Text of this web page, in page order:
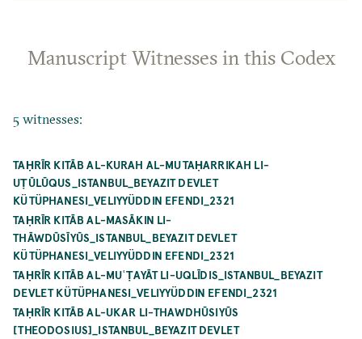
Manuscript Witnesses in this Codex
5 witnesses:
TAḤRĪR KITĀB AL-KURAH AL-MUTAḤARRIKAH LI-
UṬŪLŪQUS_ISTANBUL_BEYAZIT DEVLET
KÜTÜPHANESI_VELIYYÜDDIN EFENDI_2321
TAḤRĪR KITĀB AL-MASĀKIN LI-
THĀWDŪSĪYŪS_ISTANBUL_BEYAZIT DEVLET
KÜTÜPHANESI_VELIYYÜDDIN EFENDI_2321
TAḤRĪR KITĀB AL-MUʿṬAYĀT LI-UQLĪDIS_ISTANBUL_BEYAZIT
DEVLET KÜTÜPHANESI_VELIYYÜDDIN EFENDI_2321
TAḤRĪR KITĀB AL-UKAR LI-THAWDHŪSIYŪS
[THEODOSIUS]_ISTANBUL_BEYAZIT DEVLET